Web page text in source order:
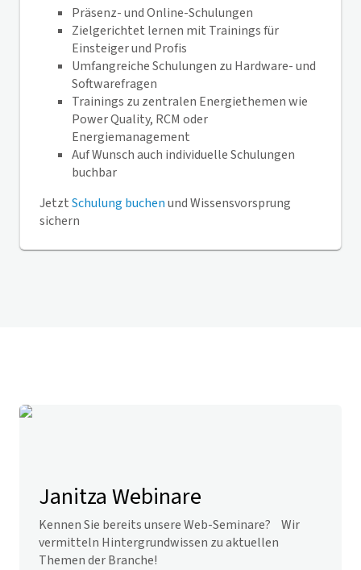
Präsenz- und Online-Schulungen
Zielgerichtet lernen mit Trainings für
Einsteiger und Profis
Umfangreiche Schulungen zu Hardware- und
Softwarefragen
Trainings zu zentralen Energiethemen wie
Power Quality, RCM oder
Energiemanagement
Auf Wunsch auch individuelle Schulungen
buchbar
JetztSchulung buchenund Wissensvorsprung
sichern
Janitza Webinare
Kennen Sie bereits unsere Web-Seminare? Wir
vermitteln Hintergrundwissen zu aktuellen
Themen der Branche!